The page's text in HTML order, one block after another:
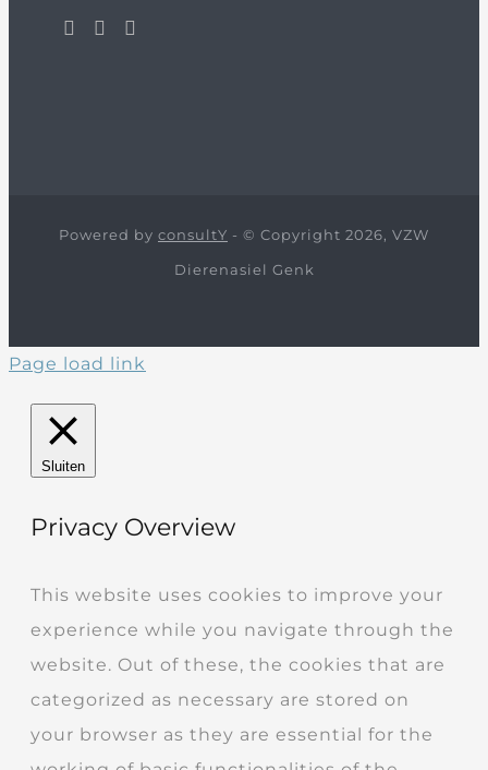
Powered by consultY - © Copyright 2026, VZW
Dierenasiel Genk
Page load link
Sluiten
Privacy Overview
This website uses cookies to improve your
experience while you navigate through the
website. Out of these, the cookies that are
categorized as necessary are stored on
your browser as they are essential for the